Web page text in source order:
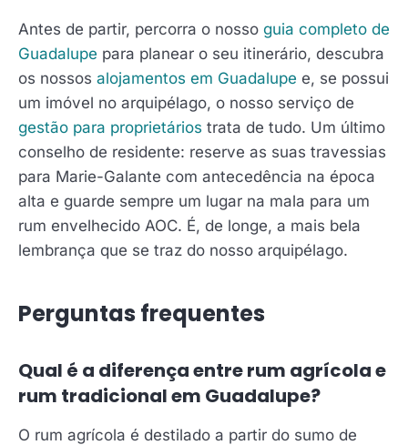
Antes de partir, percorra o nosso guia completo de
Guadalupe para planear o seu itinerário, descubra
os nossos alojamentos em Guadalupe e, se possui
um imóvel no arquipélago, o nosso serviço de
gestão para proprietários trata de tudo. Um último
conselho de residente: reserve as suas travessias
para Marie-Galante com antecedência na época
alta e guarde sempre um lugar na mala para um
rum envelhecido AOC. É, de longe, a mais bela
lembrança que se traz do nosso arquipélago.
Perguntas frequentes
Qual é a diferença entre rum agrícola e
rum tradicional em Guadalupe?
O rum agrícola é destilado a partir do sumo de